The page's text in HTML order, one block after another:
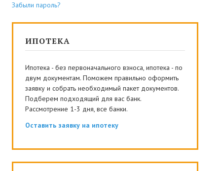
Забыли пароль?
ИПОТЕКА
Ипотека - без первоначального взноса, ипотека - по
двум документам. Поможем правильно оформить
заявку и собрать необходимый пакет документов.
Подберем подходящий для вас банк.
Рассмотрение 1-3 дня, все банки.
Оставить заявку на ипотеку